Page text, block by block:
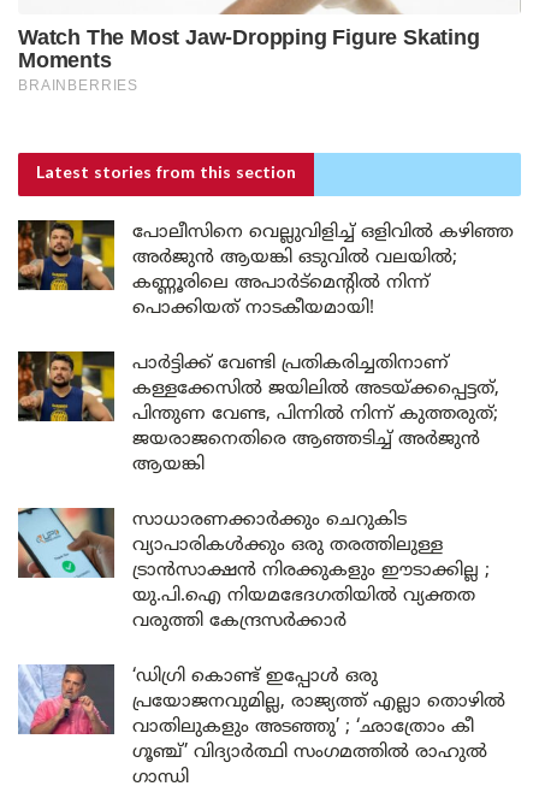
Latest stories from this section
പോലീസിനെ വെല്ലുവിളിച്ച് ഒളിവിൽ കഴിഞ്ഞ
അർജുൻ ആയങ്കി ഒടുവിൽ വലയിൽ;
കണ്ണൂരിലെ അപാർട്മെന്റിൽ നിന്ന്
പൊക്കിയത് നാടകീയമായി!
പാർട്ടിക്ക് വേണ്ടി പ്രതികരിച്ചതിനാണ്
കള്ളക്കേസിൽ ജയിലിൽ അടയ്ക്കപ്പെട്ടത്,
പിന്തുണ വേണ്ട, പിന്നിൽ നിന്ന് കുത്തരുത്;
ജയരാജനെതിരെ ആഞ്ഞടിച്ച് അർജുൻ
ആയങ്കി
സാധാരണക്കാർക്കും ചെറുകിട
വ്യാപാരികൾക്കും ഒരു തരത്തിലുള്ള
ട്രാൻസാക്ഷൻ നിരക്കുകളും ഈടാക്കില്ല ;
യു.പി.ഐ നിയമഭേദഗതിയിൽ വ്യക്തത
വരുത്തി കേന്ദ്രസർക്കാർ
‘ഡിഗ്രി കൊണ്ട് ഇപ്പോൾ ഒരു
പ്രയോജനവുമില്ല, രാജ്യത്ത് എല്ലാ തൊഴിൽ
വാതിലുകളും അടഞ്ഞു’ ; ‘ഛാത്രോം കീ
ഗൂഞ്ച്’ വിദ്യാർത്ഥി സംഗമത്തിൽ രാഹുൽ
ഗാന്ധി